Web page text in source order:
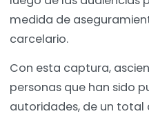
medida de
carcelario.
Con esta captura,
personas que han sido
autoridades, de un total